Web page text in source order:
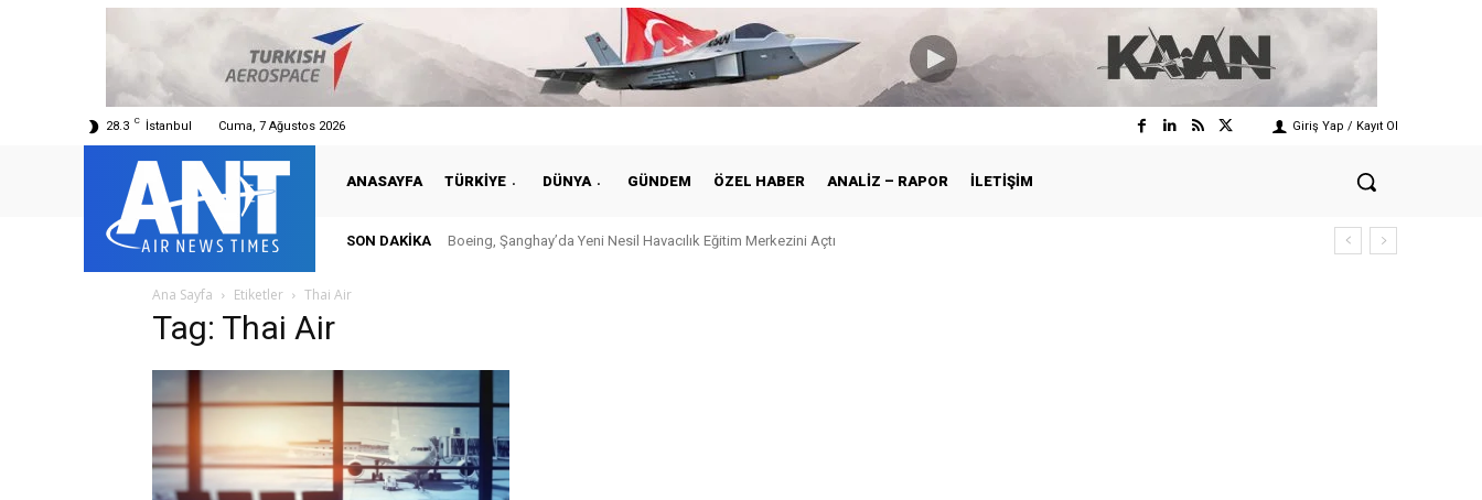
28.3 C İstanbul Cuma, 7 Ağustos 2026 Giriş Yap / Kayıt Ol
ANASAYFA TÜRKIYE DÜNYA GÜNDEM ÖZEL HABER ANALIZ – RAPOR İLETIŞIM
SON DAKIKA Boeing, Şanghay’da Yeni Nesil Havacılık Eğitim Merkezini Açtı
Ana Sayfa Etiketler Thai Air
Tag: Thai Air